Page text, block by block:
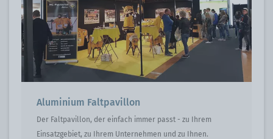
Aluminium Faltpavillon
Der Faltpavillon, der einfach immer passt - zu Ihrem
Einsatzgebiet, zu Ihrem Unternehmen und zu Ihnen.